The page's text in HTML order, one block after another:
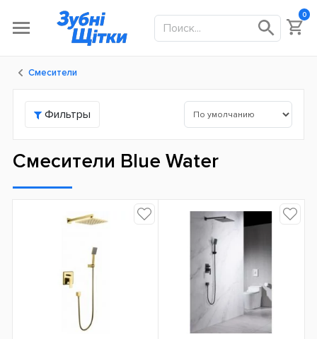
0
Смесители
Фильтры
Смесители Blue Water